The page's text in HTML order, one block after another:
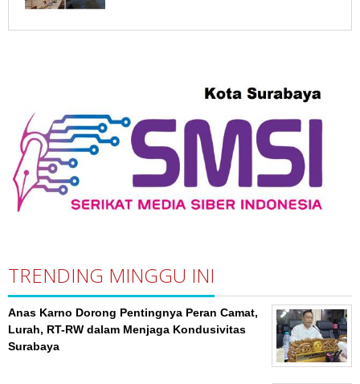
TRENDING MINGGU INI
Anas Karno Dorong Pentingnya Peran Camat,
Lurah, RT-RW dalam Menjaga Kondusivitas
Surabaya